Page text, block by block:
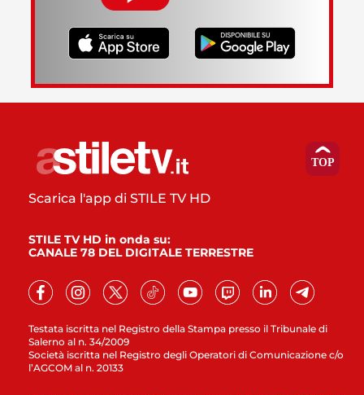
Testata iscritta nel Registro della Stampa presso il Tribunale di
Salerno al n. 34/2009
Società iscritta nel Registro degli Operatori di Comunicazione c/o
l’AGCOM al n. 20133
Scarica l'app di STILE TV HD
STILE TV HD in onda su:
CANALE 78 DEL DIGITALE TERRESTRE